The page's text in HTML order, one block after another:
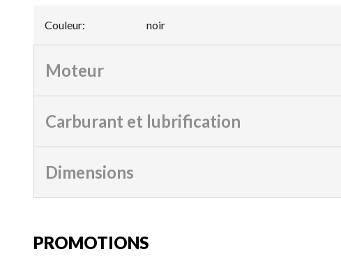
Couleur: noir
Moteur
Carburant et lubrification
Dimensions
PROMOTIONS